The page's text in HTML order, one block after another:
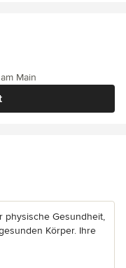
Main
Sternen
physische Gesundheit,
Körper. Ihre